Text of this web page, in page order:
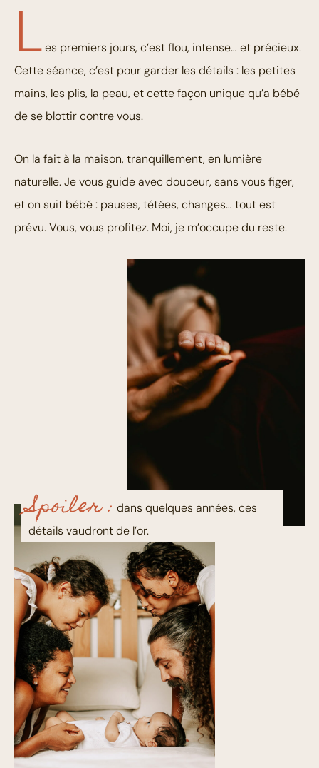
Les premiers jours, c’est flou, intense… et précieux.
Cette séance, c’est pour garder les détails : les petites
mains, les plis, la peau, et cette façon unique qu’a bébé
de se blottir contre vous.
On la fait à la maison, tranquillement, en lumière
naturelle. Je vous guide avec douceur, sans vous figer,
et on suit bébé : pauses, tétées, changes… tout est
prévu. Vous, vous profitez. Moi, je m’occupe du reste.
Spoiler : dans quelques années, ces
détails vaudront de l’or.